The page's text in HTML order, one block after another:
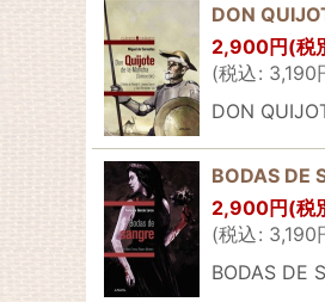
DON
2,900円(税
(税込: 3,190
DON
BODAS DE
2,900円(税
(税込: 3,190
BODAS DE